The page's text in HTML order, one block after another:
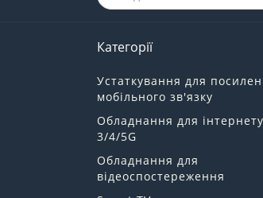
Категорії
Устаткування для
мобільного зв'язку
Обладнання для інтернету
3/4/5G
Обладнання для
відеоспостереження